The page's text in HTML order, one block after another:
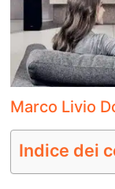
Marco Livio
Indice dei